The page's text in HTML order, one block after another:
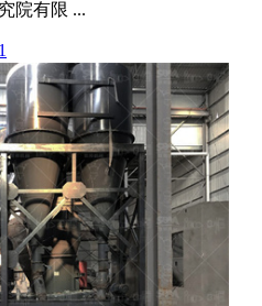
院有限 ...